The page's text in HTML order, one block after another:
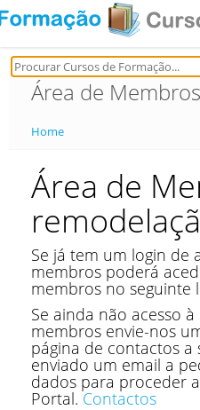
Área de Membros
Home
Área de
Se já tem um login de
membros poderá
membros no seguinte
Se ainda não acesso
membros envie-nos
página de contactos a
enviado um email a
dados para proceder
Portal. Contactos